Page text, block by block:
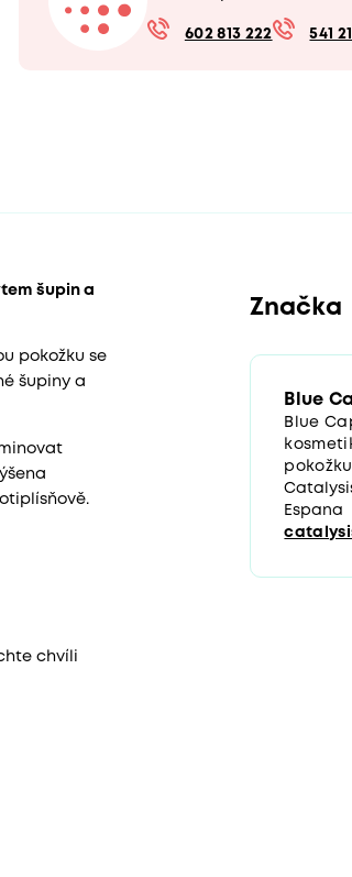
602 813 222 541
šupin a
pokožku se
šupiny a
chvíli
Značka
Blue
Blue
Espana